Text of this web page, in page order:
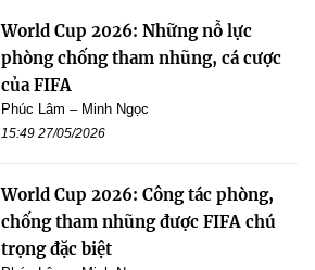
World Cup 2026: Những nỗ lực
phòng chống tham nhũng, cá cược
của FIFA
Phúc Lâm – Minh Ngọc
15:49 27/05/2026
World Cup 2026: Công tác phòng,
chống tham nhũng được FIFA chú
trọng đặc biệt